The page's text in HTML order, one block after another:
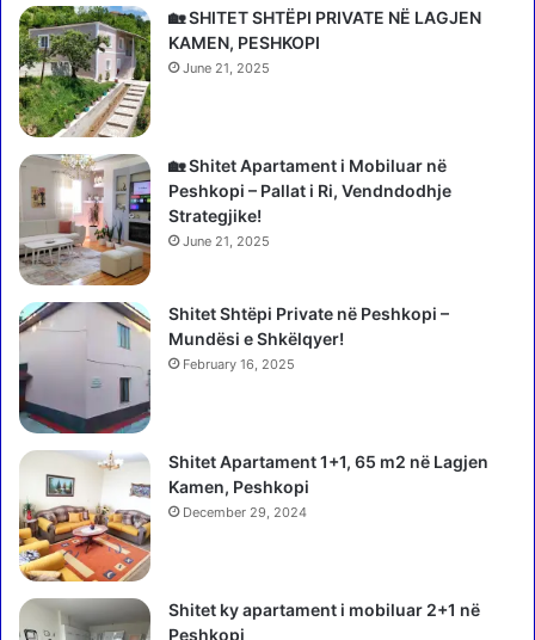
ë
r
t
a
k
s
ë
e
n
d
ë
r
t
e
s
ë
s
p
r
p
i
h
u
n
i
m
e
p
a
a
s
h
k
i
m
i
n
m
t
i
t
ë
🏡 SHITET SHTËPI PRIVATE NË LAGJEN
KAMEN, PESHKOPI
June 21, 2025
🏡 Shitet Apartament i Mobiluar në
Peshkopi – Pallat i Ri, Vendndodhje
Strategjike!
June 21, 2025
Shitet Shtëpi Private në Peshkopi –
Mundësi e Shkëlqyer!
February 16, 2025
Shitet Apartament 1+1, 65 m2 në Lagjen
Kamen, Peshkopi
December 29, 2024
Shitet ky apartament i mobiluar 2+1 në
Peshkopi